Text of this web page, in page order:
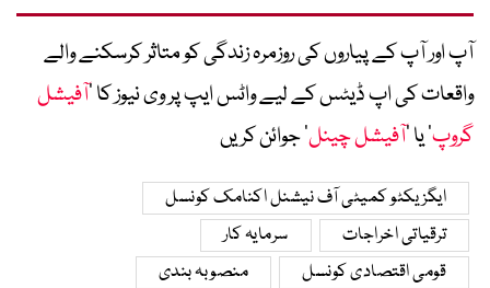
آپ اور آپ کے پیاروں کی روزمرہ زندگی کو متاثر کرسکنے والے
واقعات کی اپ ڈیٹس کے لیے واٹس ایپ پر وی نیوز کا ’آفیشل
گروپ‘ یا ’آفیشل چینل‘ جوائن کریں
ایگزیکٹو کمیٹی آف نیشنل اکنامک کونسل
ترقیاتی اخراجات
سرمایہ کار
قومی اقتصادی کونسل
منصوبہ بندی